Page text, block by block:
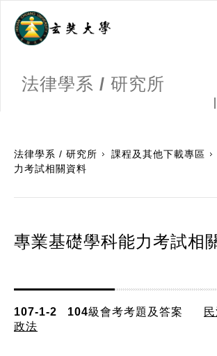
法律學系 / 研究所
法律學系 / 研究所 課程及其他下載專區
力考試相關資料
專業基礎學科能力考試相
107-1-2 104級會考考題及答案
政法